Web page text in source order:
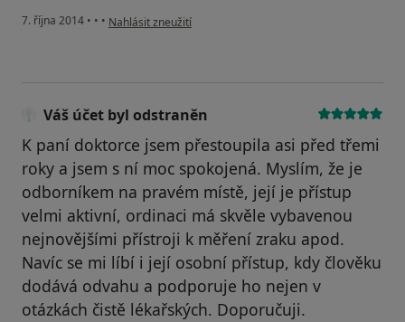
7. října 2014 • • • podle názoru uživatele Váš účet byl odstraněn
Nahlásit zneužití
Váš účet byl odstraněn
K paní doktorce jsem přestoupila asi před třemi
roky a jsem s ní moc spokojená. Myslím, že je
odborníkem na pravém místě, její je přístup
velmi aktivní, ordinaci má skvěle vybavenou
nejnovějšími přístroji k měření zraku apod.
Navíc se mi líbí i její osobní přístup, kdy člověku
dodává odvahu a podporuje ho nejen v
otázkách čistě lékařských. Doporučuji.